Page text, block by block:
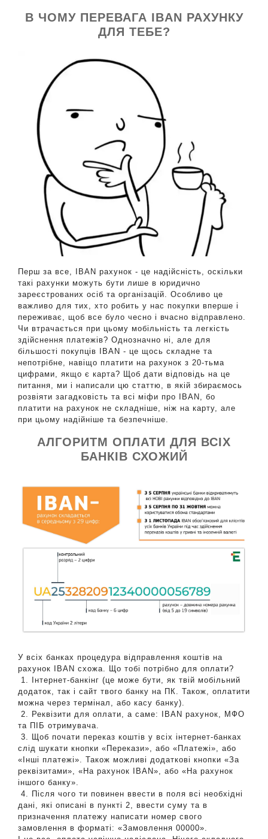
В ЧОМУ ПЕРЕВАГА IBAN РАХУНКУ
ДЛЯ ТЕБЕ?
Перш за все, IBAN рахунок - це надійсність, оскільки
такі рахунки можуть бути лише в юридично
зареєстрованих осіб та організацій. Особливо це
важливо для тих, хто робить у нас покупки вперше і
переживає, щоб все було чесно і вчасно відправлено.
Чи втрачається при цьому мобільність та легкість
здійснення платежів? Однозначно ні, але для
більшості покупців IBAN - це щось складне та
непотрібне, навіщо платити на рахунок з 20-тьма
цифрами, якщо є карта? Щоб дати відповідь на це
питання, ми і написали цю статтю, в якій збираємось
розвіяти загадковість та всі міфи про IBAN, бо
платити на рахунок не складніше, ніж на карту, але
при цьому надійніше та безпечніше.
АЛГОРИТМ ОПЛАТИ ДЛЯ ВСІХ
БАНКІВ СХОЖИЙ
У всіх банках процедура відправлення коштів на
рахунок IBAN схожа. Що тобі потрібно для оплати?
1. Інтернет-банкінг (це може бути, як твій мобільний
додаток, так і сайт твого банку на ПК. Також, оплатити
можна через термінал, або касу банку).
2. Реквізити для оплати, а саме: IBAN рахунок, МФО
та ПІБ отримувача.
3. Щоб почати переказ коштів у всіх інтернет-банках
слід шукати кнопки «Перекази», або «Платежі», або
«Інші платежі». Також можливі додаткові кнопки «За
реквізитами», «На рахунок IBAN», або «На рахунок
іншого банку».
4. Після чого ти повинен ввести в поля всі необхідні
дані, які описані в пункті 2, ввести суму та в
призначення платежу написати номер свого
замовлення в форматі: «Замовлення 00000».